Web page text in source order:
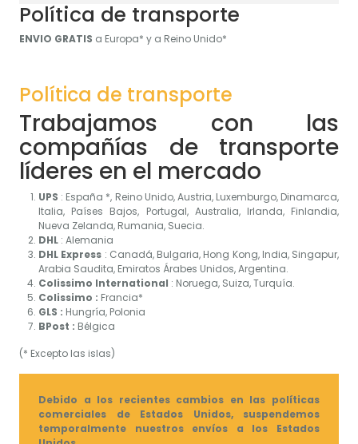
Política de transporte
ENVIO GRATIS a Europa* y a Reino Unido*
Política de transporte
Trabajamos con las
compañías de transporte
líderes en el mercado
UPS : España *, Reino Unido, Austria, Luxemburgo, Dinamarca,
Italia, Países Bajos, Portugal, Australia, Irlanda, Finlandia,
Nueva Zelanda, Rumania, Suecia.
DHL : Alemania
DHL Express : Canadá, Bulgaria, Hong Kong, India, Singapur,
Arabia Saudita, Emiratos Árabes Unidos, Argentina.
Colissimo International : Noruega, Suiza, Turquía.
Colissimo : Francia*
GLS : Hungría, Polonia
BPost : Bélgica
(* Excepto las islas)
Debido a los recientes cambios en las políticas
comerciales de Estados Unidos, suspendemos
temporalmente nuestros envíos a los Estados